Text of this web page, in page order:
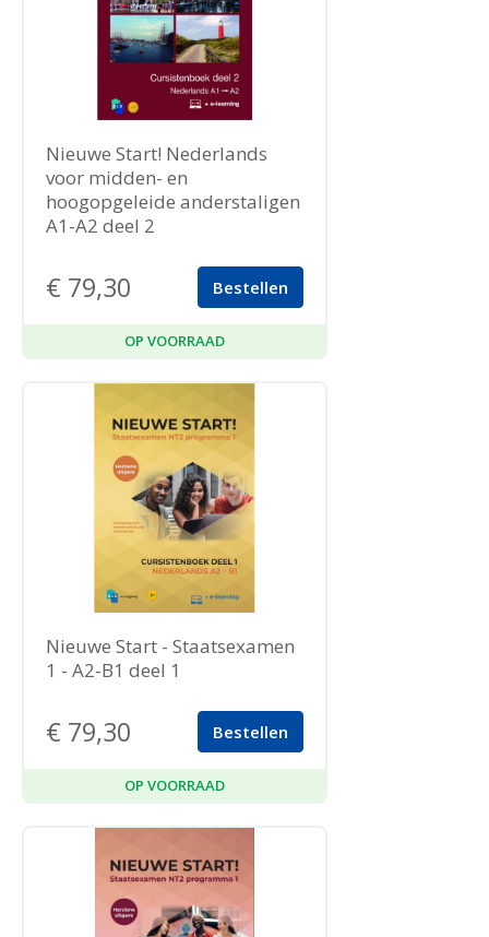
Nieuwe Start! Nederlands
voor midden- en
hoogopgeleide anderstaligen
A1-A2 deel 2
€ 79,30 Bestellen
OP VOORRAAD
Nieuwe Start - Staatsexamen
1 - A2-B1 deel 1
€ 79,30 Bestellen
OP VOORRAAD